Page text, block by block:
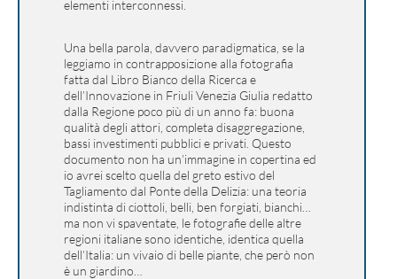
elementi interconnessi.
Una bella parola, davvero paradigmatica, se la
leggiamo in contrapposizione alla fotografia
fatta dal Libro Bianco della Ricerca e
dell’Innovazione in Friuli Venezia Giulia redatto
dalla Regione poco più di un anno fa: buona
qualità degli attori, completa disaggregazione,
bassi investimenti pubblici e privati. Questo
documento non ha un’immagine in copertina ed
io avrei scelto quella del greto estivo del
Tagliamento dal Ponte della Delizia: una teoria
indistinta di ciottoli, belli, ben forgiati, bianchi…
ma non vi spaventate, le fotografie delle altre
regioni italiane sono identiche, identica quella
dell’Italia: un vivaio di belle piante, che però non
è un giardino…